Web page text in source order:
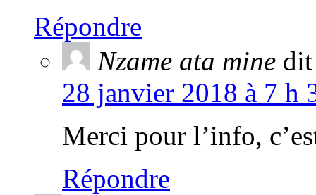
Répondre
Nzame ata mine
28 janvier 2018 à 7 h
Merci pour l’info,
Répondre